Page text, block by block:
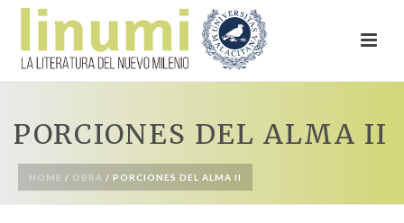
PORCIONES DEL ALMA II
HOME / OBRA / PORCIONES DEL ALMA II